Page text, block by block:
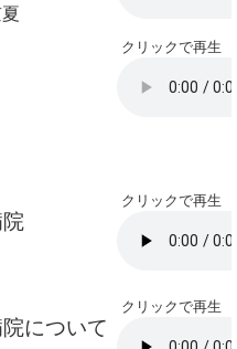
クリックで再生
クリックで再生
について
クリックで再生